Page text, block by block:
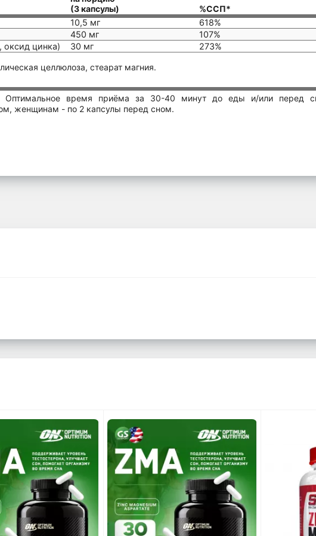
(3 капсулы)
%ССП*
10,5 мг
618%
450 мг
107%
оксид цинка) 30 мг 273%
целлюлоза, стеарат магния.
Оптимальное время приёма за 30-40 минут до еды и/или перед
женщинам - по 2 капсулы перед сном.